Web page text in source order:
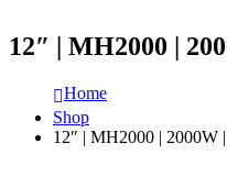
12″ | MH2000 |
Home
Shop
12″ | MH2000 | 2000W